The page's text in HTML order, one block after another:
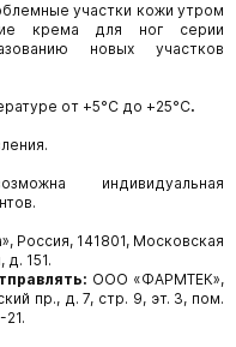
участки кожи утром
крема для ног серии
новых участков
от +5°С до +25°С.
индивидуальная
Россия, 141801, Московская
д. 151.
ООО «ФАРМТЕК»,
пр., д. 7, стр. 9, эт. 3, пом.